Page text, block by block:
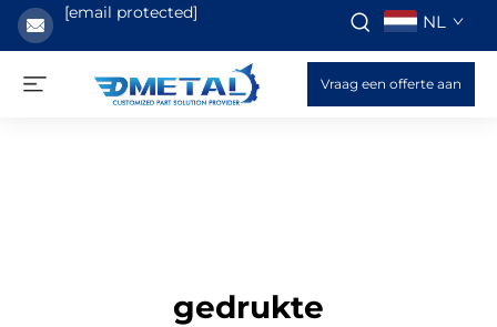
[email protected] NL
Vraag een offerte aan
gedrukte